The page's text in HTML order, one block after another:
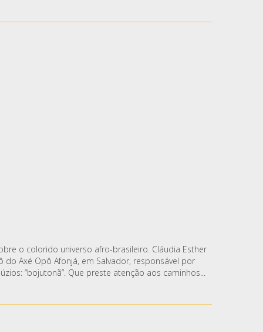
o colorido universo afro-brasileiro. Cláudia Esther
Axé Opô Afonjá, em Salvador, responsável por
“bojutonã”. Que preste atenção aos caminhos...